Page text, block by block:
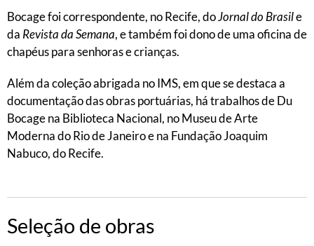
Bocage foi correspondente, no Recife, doJornal do Brasile
da Revista da Semana, e também foi dono de uma oficina de
chapéus para senhoras e crianças.
Além da coleção abrigada no IMS, em que se destaca a
documentação das obras portuárias, há trabalhos de Du
Bocage na Biblioteca Nacional, no Museu de Arte
Moderna do Rio de Janeiro e na Fundação Joaquim
Nabuco, do Recife.
Seleção de obras